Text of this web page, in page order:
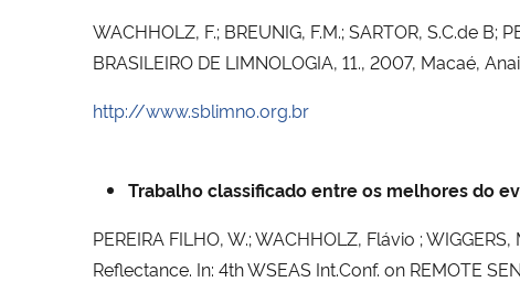
WACHHOLZ, F.; BREUNIG, F.M.; SARTOR, S.C.de
BRASILEIRO DE LIMNOLOGIA, 11., 2007, Macaé,
http://www.sblimno.org.br
Trabalho classificado entre os melhores do
PEREIRA FILHO, W.; WACHHOLZ, Flávio ;
Reflectance. In: 4th WSEAS Int.Conf. on REMOTE